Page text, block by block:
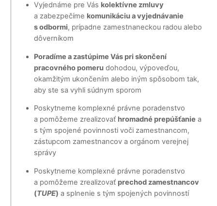
Vyjednáme pre Vás kolektívne zmluvy
a zabezpečíme komunikáciu a vyjednávanie
s odbormi, prípadne zamestnaneckou radou alebo
dôverníkom
Poradíme a zastúpime Vás pri skončení
pracovného pomerudohodou, výpoveďou,
okamžitým ukončením alebo iným spôsobom tak,
aby ste sa vyhli súdnym sporom
Poskytneme komplexné právne poradenstvo
a pomôžeme zrealizovať hromadné prepúšťanie a
s tým spojené povinnosti voči zamestnancom,
zástupcom zamestnancov a orgánom verejnej
správy
Poskytneme komplexné právne poradenstvo
a pomôžeme zrealizovať prechod zamestnancov
(TUPE) a splnenie s tým spojených povinností